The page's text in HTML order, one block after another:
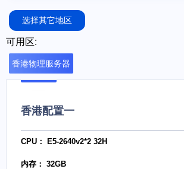
选择其它地区
可用区:
香港物理服务器
香港配置一
CPU： E5-2640v2*2 32H
内存： 32GB